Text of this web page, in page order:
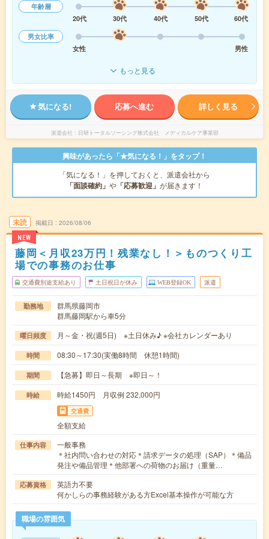
年齢層
20代
30代 40代 50代
60代
男女比率
女性
男性
もっと見る
気になる! 応募へ進む 詳しく見る
派遣会社 日研トータルソーシング株式会社 メディカルケア事業部
興味があったら「★気になる！」をタップ！
「気になる！」を押しておくと、派遣会社から
「面談確約」 や 「応募歓迎」 が届きます！
未読
NEW
掲載日 2026/08/06
藤岡＜月収23万円！残業なし！＞ものつくり工
場での事務のお仕事
交通費別途支給あり 土日祝日が休み WEB登録OK 派遣
勤務地
群馬県藤岡市
群馬藤岡駅から車5分
曜日頻度 月～金・祝(週5日) ※土日休み♪ ※会社カレンダーあり
時間 08:30～17:30(実働8時間 休憩1時間)
期間 【急募】即日～長期 ※即日～！
時給 時給1450円 月収例 232,000円
交通費
全額支給
仕事内容
一般事務
＊社内問い合わせの対応＊請求データの処理（SAP）＊備品
発注や備品管理＊他部署への荷物のお届け（重量…
応募資格
英語力不要
何かしらの事務経験がある方Excel基本操作が可能な方
職場の雰囲気